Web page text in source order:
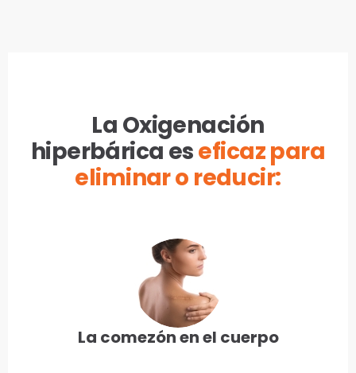
La Oxigenación
hiperbárica eseficaz para
eliminar o reducir:
La comezón en el cuerpo